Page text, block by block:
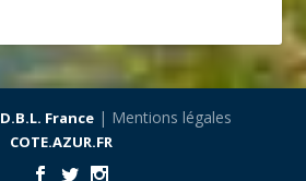
D.B.L. France| Mentions légales
COTE.AZUR.FR